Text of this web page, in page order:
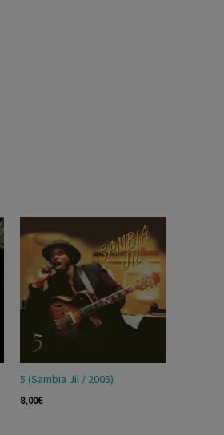
5 (Sambia Jil / 2005)
8,00€